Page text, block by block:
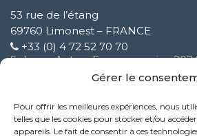
Gérer le
Pour offrir les meilleures expériences, nous
telles que les cookies pour stocker et/ou
appareils. Le fait de consentir à ces
53 rue de l’étang
69760 Limonest – FRANCE
+33 (0) 4 72 52 70 70
Solware Auto a Expomecanica
Miglioramento del nostro servizio
9 Ottobre 2024